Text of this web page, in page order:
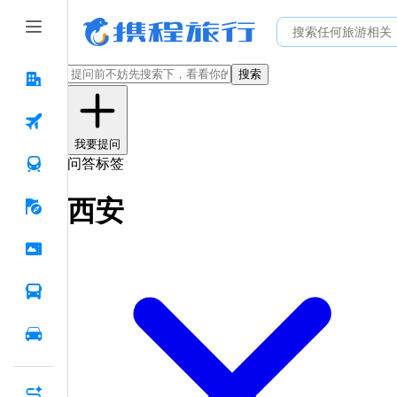
搜索
我要提问
问答标签
西安